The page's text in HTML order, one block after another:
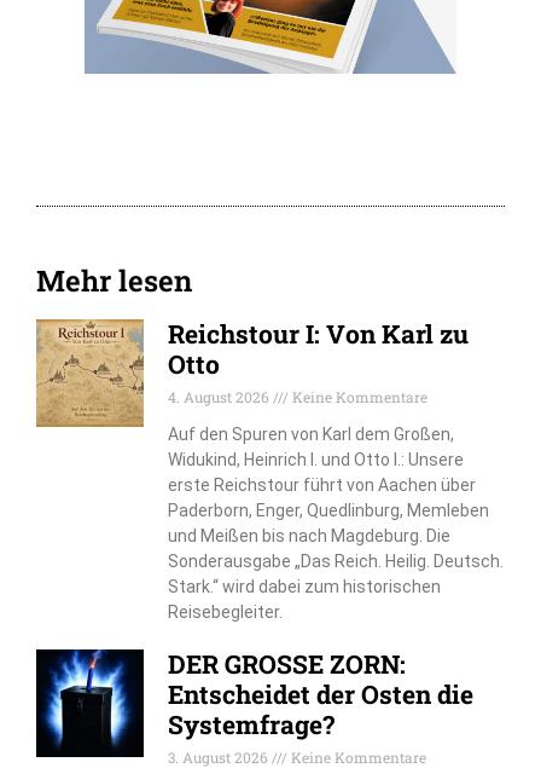
Mehr lesen
Reichstour I: Von Karl zu
Otto
4. August 2026
Keine Kommentare
Auf den Spuren von Karl dem Großen,
Widukind, Heinrich I. und Otto I.: Unsere
erste Reichstour führt von Aachen über
Paderborn, Enger, Quedlinburg, Memleben
und Meißen bis nach Magdeburg. Die
Sonderausgabe „Das Reich. Heilig. Deutsch.
Stark.“ wird dabei zum historischen
Reisebegleiter.
DER GROSSE ZORN:
Entscheidet der Osten die
Systemfrage?
3. August 2026
Keine Kommentare